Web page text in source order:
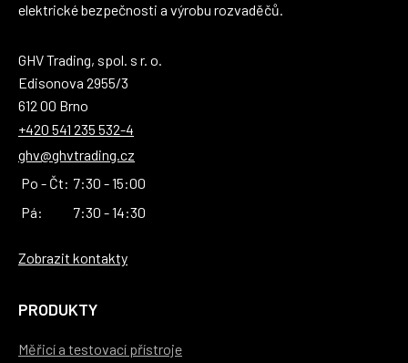
elektrické bezpečnosti a výrobu rozvaděčů.
GHV Trading, spol. s r. o.
Edisonova 2955/3
612 00 Brno
+420 541 235 532-4
ghv@ghvtrading.cz
Po - Čt: 7:30 - 15:00
Pá:
7:30 - 14:30
Zobrazit kontakty
PRODUKTY
Měřicí a testovací přístroje